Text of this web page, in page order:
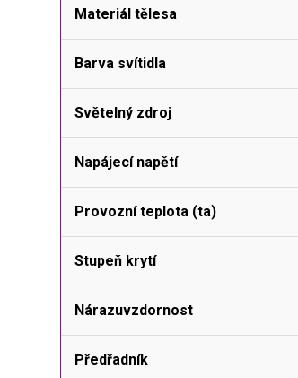
Materiál tělesa
Barva svítidla
Světelný zdroj
Napájecí napětí
Provozní teplota (ta)
Stupeň krytí
Nárazuvzdornost
Předřadník